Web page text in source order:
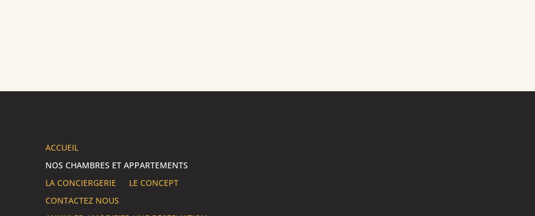
ACCUEIL
NOS CHAMBRES ET APPARTEMENTS
LA CONCIERGERIE
LE CONCEPT
CONTACTEZ NOUS